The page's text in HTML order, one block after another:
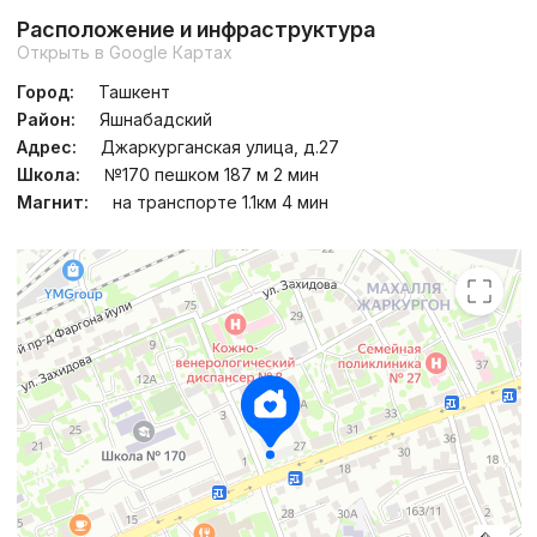
Расположение и инфраструктура
Открыть в Google Картах
Город:
Ташкент
Район:
Яшнабадский
Адрес:
Джаркурганская улица, д.27
Школа:
№170 пешком 187 м 2 мин
Магнит:
на транспорте 1.1км 4 мин